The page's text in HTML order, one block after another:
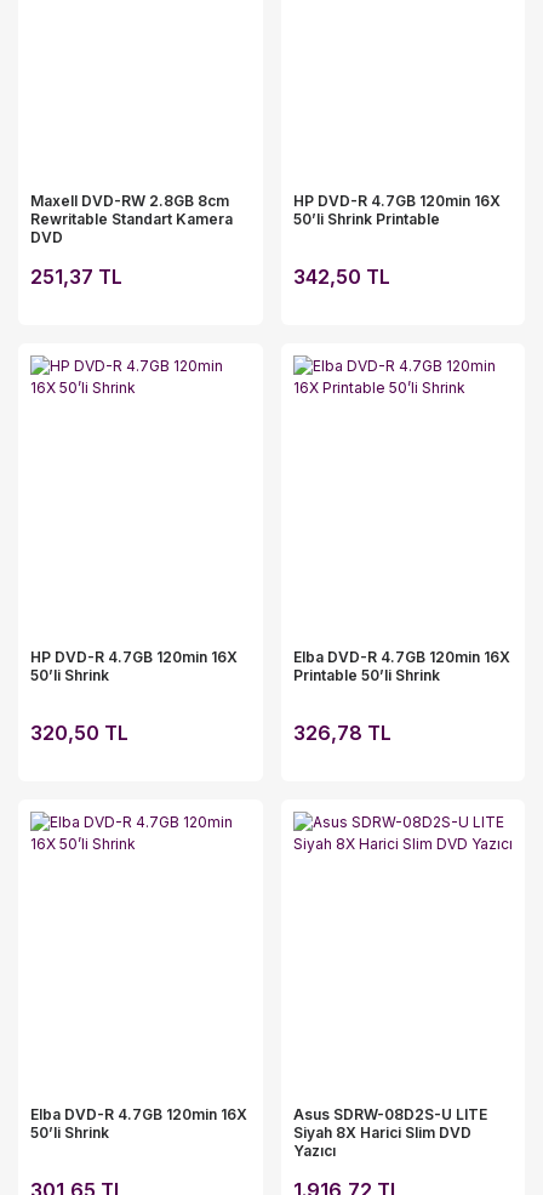
Maxell DVD-RW 2.8GB 8cm
Rewritable Standart Kamera
DVD
251,37 TL
HP DVD-R 4.7GB 120min 16X
50’li Shrink Printable
342,50 TL
HP DVD-R 4.7GB 120min 16X
50’li Shrink
320,50 TL
Elba DVD-R 4.7GB 120min 16X
Printable 50’li Shrink
326,78 TL
Elba DVD-R 4.7GB 120min 16X
50’li Shrink
301,65 TL
Asus SDRW-08D2S-U LITE
Siyah 8X Harici Slim DVD
Yazıcı
1.916,72 TL